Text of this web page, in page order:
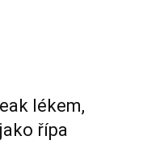
lékem,
řípa